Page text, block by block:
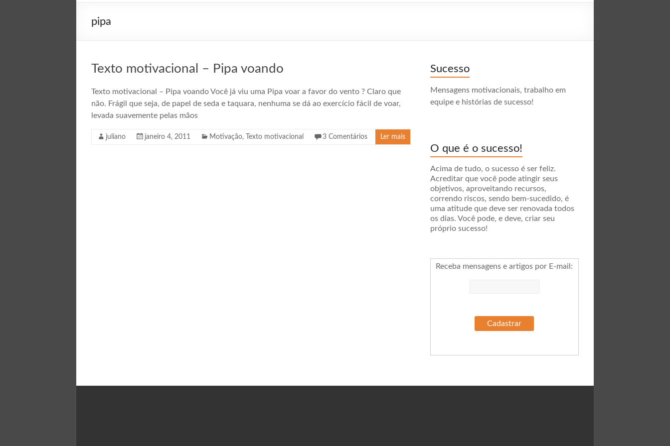
pipa
Texto motivacional – Pipa voando
Texto motivacional – Pipa voando Você já viu uma Pipa voar a favor do vento ? Claro que
não. Frágil que seja, de papel de seda e taquara, nenhuma se dá ao exercício fácil de voar,
levada suavemente pelas mãos
juliano janeiro 4, 2011 Motivação, Texto motivacional 3 Comentários Ler mais
Sucesso
Mensagens motivacionais, trabalho em
equipe e histórias de sucesso!
O que é o sucesso!
Acima de tudo, o sucesso é ser feliz.
Acreditar que você pode atingir seus
objetivos, aproveitando recursos,
correndo riscos, sendo bem-sucedido, é
uma atitude que deve ser renovada todos
os dias. Você pode, e deve, criar seu
próprio sucesso!
Receba mensagens e artigos por E-mail :